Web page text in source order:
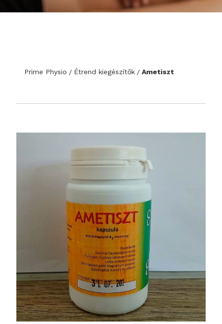
Prime Physio Étrend kiegészítők Ametiszt